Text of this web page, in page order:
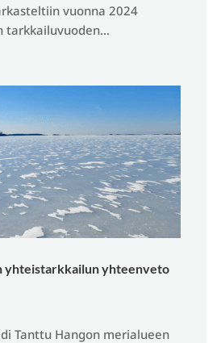
vuonna 2024
tarkkailuvuoden...
yhteistarkkailun yhteenveto
Tanttu Hangon merialueen